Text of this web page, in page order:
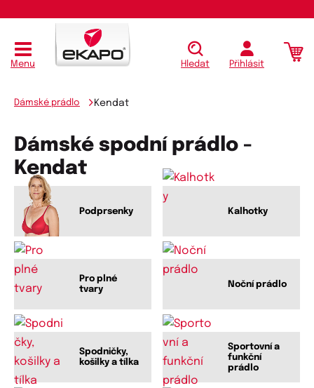
Menu Hledat Přihlásit
Dámské prádlo Kendat
Dámské spodní prádlo -
Kendat
Podprsenky Kalhotky
Pro plné
tvary
Noční prádlo
Spodničky,
košilky a tílka
Sportovní a
funkční
prádlo